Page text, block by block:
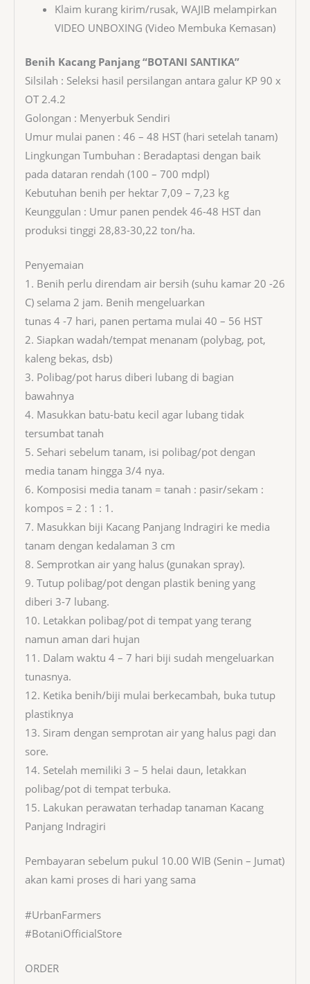
Klaim kurang kirim/rusak, WAJIB melampirkan
VIDEO UNBOXING (Video Membuka Kemasan)
Benih Kacang Panjang “BOTANI SANTIKA”
Silsilah : Seleksi hasil persilangan antara galur KP 90 x
OT 2.4.2
Golongan : Menyerbuk Sendiri
Umur mulai panen : 46 – 48 HST (hari setelah tanam)
Lingkungan Tumbuhan : Beradaptasi dengan baik
pada dataran rendah (100 – 700 mdpl)
Kebutuhan benih per hektar 7,09 – 7,23 kg
Keunggulan : Umur panen pendek 46-48 HST dan
produksi tinggi 28,83-30,22 ton/ha.
Penyemaian
1. Benih perlu direndam air bersih (suhu kamar 20 -26
C) selama 2 jam. Benih mengeluarkan
tunas 4 -7 hari, panen pertama mulai 40 – 56 HST
2. Siapkan wadah/tempat menanam (polybag, pot,
kaleng bekas, dsb)
3. Polibag/pot harus diberi lubang di bagian
bawahnya
4. Masukkan batu-batu kecil agar lubang tidak
tersumbat tanah
5. Sehari sebelum tanam, isi polibag/pot dengan
media tanam hingga 3/4 nya.
6. Komposisi media tanam = tanah : pasir/sekam :
kompos = 2 : 1 : 1.
7. Masukkan biji Kacang Panjang Indragiri ke media
tanam dengan kedalaman 3 cm
8. Semprotkan air yang halus (gunakan spray).
9. Tutup polibag/pot dengan plastik bening yang
diberi 3-7 lubang.
10. Letakkan polibag/pot di tempat yang terang
namun aman dari hujan
11. Dalam waktu 4 – 7 hari biji sudah mengeluarkan
tunasnya.
12. Ketika benih/biji mulai berkecambah, buka tutup
plastiknya
13. Siram dengan semprotan air yang halus pagi dan
sore.
14. Setelah memiliki 3 – 5 helai daun, letakkan
polibag/pot di tempat terbuka.
15. Lakukan perawatan terhadap tanaman Kacang
Panjang Indragiri
Pembayaran sebelum pukul 10.00 WIB (Senin – Jumat)
akan kami proses di hari yang sama
#UrbanFarmers
#BotaniOfficialStore
ORDER